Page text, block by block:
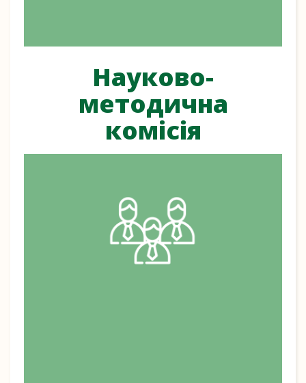
Науково-
методична
комісія